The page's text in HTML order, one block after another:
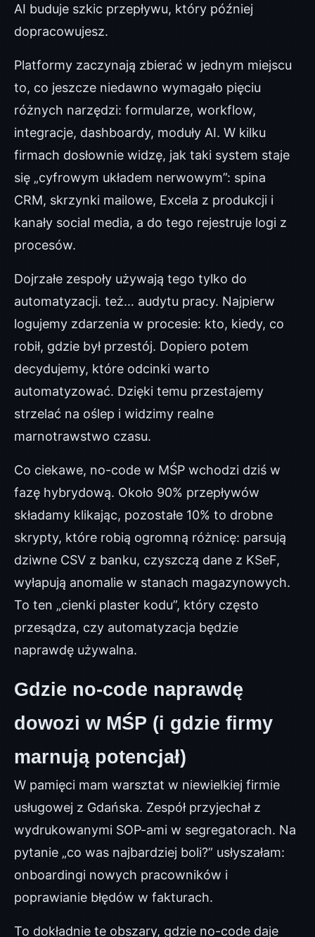
AI buduje szkic przepływu, który później
dopracowujesz.
Platformy zaczynają zbierać w jednym miejscu
to, co jeszcze niedawno wymagało pięciu
różnych narzędzi: formularze, workflow,
integracje, dashboardy, moduły AI. W kilku
firmach dosłownie widzę, jak taki system staje
się „cyfrowym układem nerwowym”: spina
CRM, skrzynki mailowe, Excela z produkcji i
kanały social media, a do tego rejestruje logi z
procesów.
Dojrzałe zespoły używają tego tylko do
automatyzacji. też… audytu pracy. Najpierw
logujemy zdarzenia w procesie: kto, kiedy, co
robił, gdzie był przestój. Dopiero potem
decydujemy, które odcinki warto
automatyzować. Dzięki temu przestajemy
strzelać na oślep i widzimy realne
marnotrawstwo czasu.
Co ciekawe, no-code w MŚP wchodzi dziś w
fazę hybrydową. Około 90% przepływów
składamy klikając, pozostałe 10% to drobne
skrypty, które robią ogromną różnicę: parsują
dziwne CSV z banku, czyszczą dane z KSeF,
wyłapują anomalie w stanach magazynowych.
To ten „cienki plaster kodu”, który często
przesądza, czy automatyzacja będzie
naprawdę używalna.
Gdzie no-code naprawdę
dowozi w MŚP (i gdzie firmy
marnują potencjał)
W pamięci mam warsztat w niewielkiej firmie
usługowej z Gdańska. Zespół przyjechał z
wydrukowanymi SOP-ami w segregatorach. Na
pytanie „co was najbardziej boli?” usłyszałam:
onboardingi nowych pracowników i
poprawianie błędów w fakturach.
To dokładnie te obszary, gdzie no-code daje